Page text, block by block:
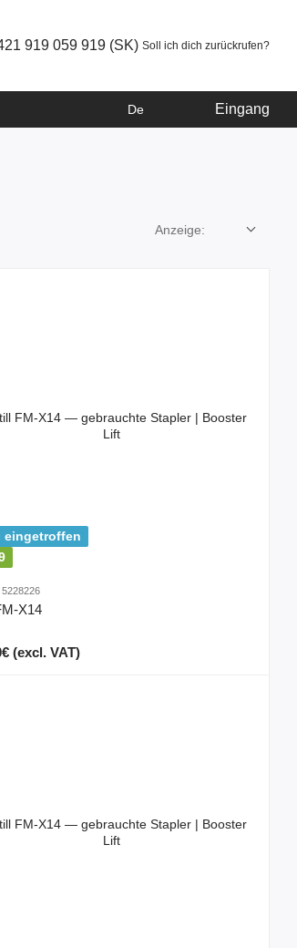
919 059 919 (SK) Soll ich dich zurückrufen?
De Eingang
Anzeige:
eingetroffen
X14
(excl. VAT)